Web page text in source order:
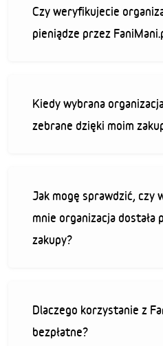
Czy weryfikujecie
pieniądze przez
Kiedy wybrana
zebrane dzięki moim
Jak mogę sprawdzić, czy
mnie organizacja dostała
zakupy?
Dlaczego korzystanie z
bezpłatne?